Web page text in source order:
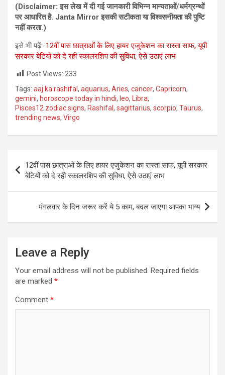
(Disclaimer: इस लेख में दी गई जानकारी विभिन्‍न मान्‍यताओं/धर्मग्रन्‍थों
पर आधारित है. Janta Mirror इसकी सटीकता या विश्‍वसनीयता की पुष्टि
नहीं करता.)
इसे भी पढ़ें:-12वीं पास छात्राओं के लिए हायर एजुकेशन का रास्ता साफ, यूपी
सरकार बेटियों को दे रही स्कालरशिप की सुविधा, ऐसे उठाएं लाभ
Post Views: 233
Tags: aaj ka rashifal , aquarius, Aries, cancer, Capricorn,
gemini, horoscope today in hindi, leo, Libra,
Pisces12 zodiac signs, Rashifal , sagittarius, scorpio, Taurus,
trending news, Virgo
navigation
12वीं पास छात्राओं के लिए हायर एजुकेशन का रास्ता साफ, यूपी सरकार
बेटियों को दे रही स्कालरशिप की सुविधा, ऐसे उठाएं लाभ
मंगलवार के दिन जरूर करें ये 5 काम, बदल जाएगा आपका भाग्य
Leave a Reply
Your email address will not be published. Required fields
are marked *
Comment *